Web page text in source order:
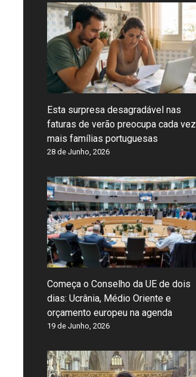
Esta surpresa desagradável nas
faturas de verão preocupa cada vez
mais famílias portuguesas
28 de Junho, 2026
Começa o Conselho da UE de dois
dias: Ucrânia, Médio Oriente e
orçamento europeu na agenda
19 de Junho, 2026